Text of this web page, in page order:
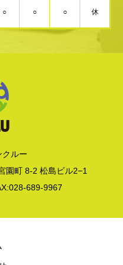
○ ○ ○ 休
クルー
園町 8-2 松島ビル2−1
689-9967